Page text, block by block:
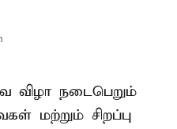
விழா நடைபெறும்
மற்றும் சிறப்பு